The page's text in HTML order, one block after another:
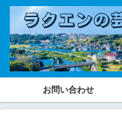
お問い合わせ